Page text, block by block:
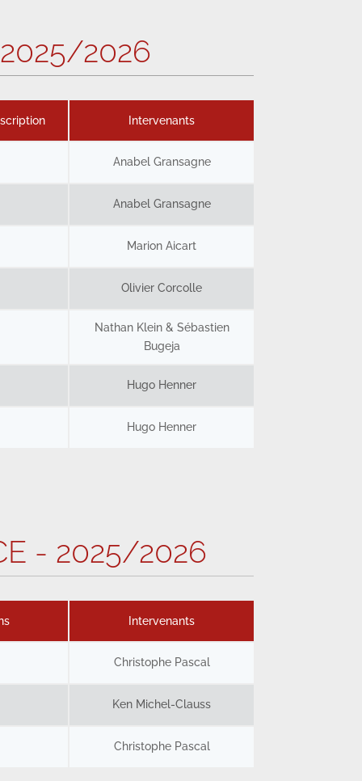
2026
Intervenants
Anabel Gransagne
Anabel Gransagne
Marion Aicart
Olivier Corcolle
Nathan Klein & Sébastien
Bugeja
Hugo Henner
Hugo Henner
- 2025/2026
Intervenants
Christophe Pascal
Ken Michel-Clauss
Christophe Pascal